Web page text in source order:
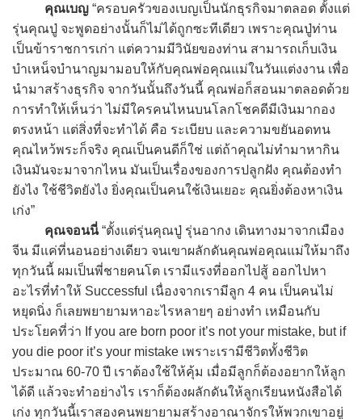
คุณเบญ “ครอบครัวของเบญเป็นนักธุรกิจมาตลอด ตั้งแต่
รุ่นคุณปู่ จะพูดอย่างนั้นก็ไม่ได้ถูกซะทีเดียว เพราะคุณปู่ท่าน
เป็นข้าราชการเก่า แต่ความมีวินัยของท่าน สามารถเก็บเงิน
บำเหน็จบำนาญมามอบให้กับคุณพ่อคุณแม่ในวันแต่งงาน เพื่อ
นำมาสร้างธุรกิจ จากวันนั้นถึงวันนี้ คุณพ่อก็สอนมาตลอดด้วย
การทำให้เห็นว่า ไม่มีใครคนไหนบนโลกโชคดีมีเงินมากอง
ตรงหน้า แต่สิ่งที่จะทำได้ คือ ระเบียบ และความขยันอดทน
คุณไหว้พระก็จริง คุณเป็นคนดีก็ใช่ แต่ถ้าคุณไม่ทำมาหากิน
เงินมันจะมาจากไหน มันเป็นเรื่องของการปลูกฝัง คุณต้องทำ
ยังไง ใช้ชีวิตยังไง ยิ่งคุณเป็นคนใช้เงินเยอะ คุณยิ่งต้องหาเงิน
เก่ง”
คุณจอนนี่“ตั้งแต่รุ่นคุณปู่ รุ่นอากง เดินทางมาจากเมือง
จีน มีแค่ที่นอนอย่างเดียว จนเขาผลักดันคุณพ่อคุณแม่ให้มาถึง
ทุกวันนี้ ผมเป็นพี่ชายคนโต เรามีแรงที่ออกไปสู้ ออกไปหา
อะไรที่ทำให้ Successful เนื่องจากเรามีลูก 4 คน เป็นคนไม่
หยุดนิ่ง ก็เลยพยายามหาอะไรหลายๆ อย่างทำ เหมือนกับ
ประโยคที่ว่า If you are born poor it’s not your mistake, but if
you die poor it’s your mistake เพราะเรามีชีวิตทั้งชีวิต
ประมาณ 60-70 ปี เราต้องใช้ให้คุ้ม เมื่อมีลูกก็ต้องอยากให้ลูก
ได้ดี แล้วจะทำอย่างไร เราก็ต้องผลักดันให้ลูกเรียนหนังสือได้
เก่ง ทุกวันนี้เราสองคนพยายามสร้างอาณาจักรให้พวกเขาอยู่